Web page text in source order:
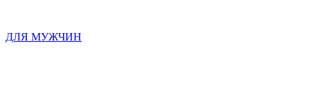
ДЛЯ МУЖЧИН